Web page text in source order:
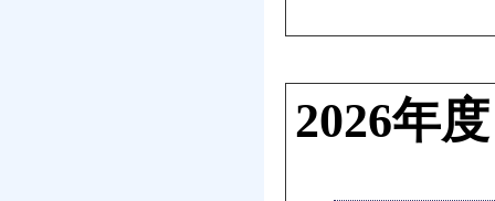
2026年